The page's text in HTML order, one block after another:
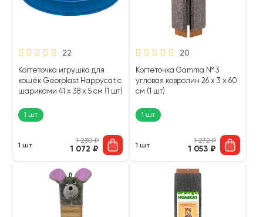
22
Когтеточка игрушка для
кошек Georplast Happycat с
шариками 41 x 38 x 5 см (1 шт)
1 шт
1 шт
1 230₽
1 072 ₽
20
Когтеточка Gamma № 3
угловая ковролин 26 х 3 х 60
см (1 шт)
1 шт
1 шт
1 272₽
1 053 ₽